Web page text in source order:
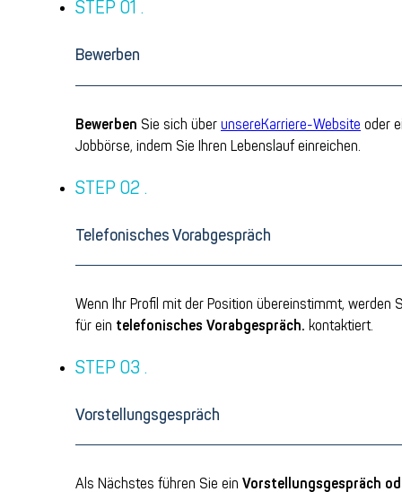
Bewerben
Bewerben Sie sich über unsereKarriere-Website oder
Jobbörse, indem Sie Ihren Lebenslauf einreichen.
Telefonisches Vorabgespräch
Wenn Ihr Profil mit der Position übereinstimmt, werden
für ein telefonisches Vorabgespräch. kontaktiert.
Vorstellungsgespräch
Als Nächstes führen Sie ein Vorstellungsgespräch